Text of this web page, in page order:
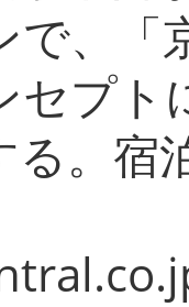
で、「
セプト
る。宿